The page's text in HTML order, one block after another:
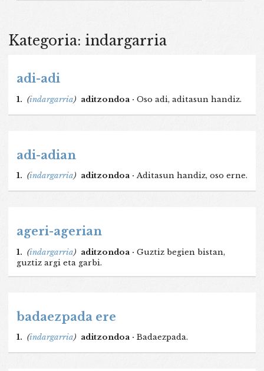
Kategoria: indargarria
adi-adi
1. (indargarria) aditzondoa · Oso adi, aditasun handiz.
adi-adian
1. (indargarria) aditzondoa · Aditasun handiz, oso erne.
ageri-agerian
1. (indargarria) aditzondoa · Guztiz begien bistan,
guztiz argi eta garbi.
badaezpada ere
1. (indargarria) aditzondoa · Badaezpada.